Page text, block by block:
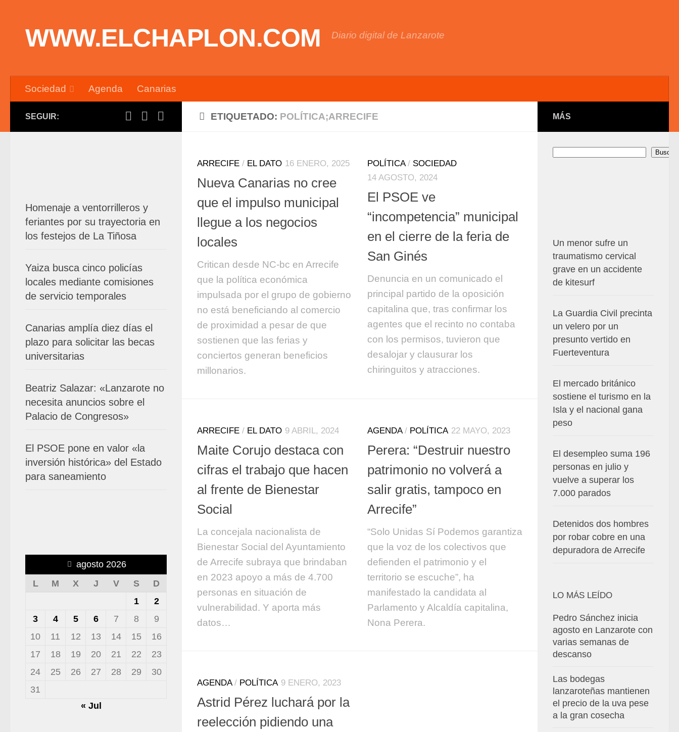
WWW.ELCHAPLON.COM Diario digital de Lanzarote
Sociedad Agenda Canarias
ETIQUETADO: POLÍTICA;ARRECIFE
ARRECIFE / EL DATO 16 ENERO, 2025
Nueva Canarias no cree
que el impulso municipal
llegue a los negocios
locales
Critican desde NC-bc en Arrecife
que la política económica
impulsada por el grupo de gobierno
no está beneficiando al comercio
de proximidad a pesar de que
sostienen que las ferias y
conciertos generan beneficios
millonarios.
POLÍTICA/ SOCIEDAD
14 AGOSTO, 2024
El PSOE ve
“incompetencia” municipal
en el cierre de la feria de
San Ginés
Denuncia en un comunicado el
principal partido de la oposición
capitalina que, tras confirmar los
agentes que el recinto no contaba
con los permisos, tuvieron que
desalojar y clausurar los
chiringuitos y atracciones.
ARRECIFE / EL DATO 9 ABRIL, 2024
Maite Corujo destaca con
cifras el trabajo que hacen
al frente de Bienestar
Social
La concejala nacionalista de
Bienestar Social del Ayuntamiento
de Arrecife subraya que brindaban
en 2023 apoyo a más de 4.700
personas en situación de
vulnerabilidad. Y aporta más
datos…
AGENDA/ POLÍTICA 22 MAYO, 2023
Perera: “Destruir nuestro
patrimonio no volverá a
salir gratis, tampoco en
Arrecife”
“Solo Unidas Sí Podemos garantiza
que la voz de los colectivos que
defienden el patrimonio y el
territorio se escuche”, ha
manifestado la candidata al
Parlamento y Alcaldía capitalina,
Nona Perera.
AGENDA/ POLÍTICA 9 ENERO, 2023
Astrid Pérez luchará por la
reelección pidiendo una
SEGUIR:
Homenaje a ventorrilleros y
feriantes por su trayectoria en
los festejos de La Tiñosa
Yaiza busca cinco policías
locales mediante comisiones
de servicio temporales
Canarias amplía diez días el
plazo para solicitar las becas
universitarias
Beatriz Salazar: «Lanzarote no
necesita anuncios sobre el
Palacio de Congresos»
El PSOE pone en valor «la
inversión histórica» del Estado
para saneamiento
agosto 2026
L
M X J V S
D
1
2
3
4 5 6 7 8
9
10
11 12 13 14 15
16
17
18 19 20 21 22
23
24
25 26 27 28 29
30
31
« Jul
MÁS
Buscar
Un menor sufre un
traumatismo cervical
grave en un accidente
de kitesurf
La Guardia Civil precinta
un velero por un
presunto vertido en
Fuerteventura
El mercado británico
sostiene el turismo en la
Isla y el nacional gana
peso
El desempleo suma 196
personas en julio y
vuelve a superar los
7.000 parados
Detenidos dos hombres
por robar cobre en una
depuradora de Arrecife
LO MÁS LEÍDO
Pedro Sánchez inicia
agosto en Lanzarote con
varias semanas de
descanso
Las bodegas
lanzaroteñas mantienen
el precio de la uva pese
a la gran cosecha